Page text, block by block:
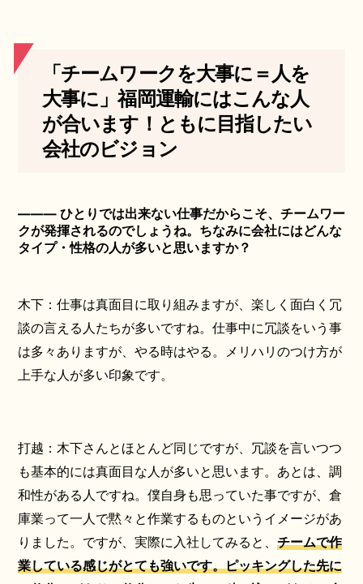
「チームワークを大事に＝人を
大事に」福岡運輸にはこんな人
が合います！ともに目指したい
会社のビジョン
――― ひとりでは出来ない仕事だからこそ、チームワー
クが発揮されるのでしょうね。ちなみに会社にはどんな
タイプ・性格の人が多いと思いますか？
木下：仕事は真面目に取り組みますが、楽しく面白く冗
談の言える人たちが多いですね。仕事中に冗談をいう事
は多々ありますが、やる時はやる。メリハリのつけ方が
上手な人が多い印象です。
打越：木下さんとほとんど同じですが、冗談を言いつつ
も基本的には真面目な人が多いと思います。あとは、調
和性がある人ですね。僕自身も思っていた事ですが、倉
庫業って一人で黙々と作業するものというイメージがあ
りました。ですが、実際に入社してみると、 チームで作
業している感じがとても強いです。ピッキングした先に